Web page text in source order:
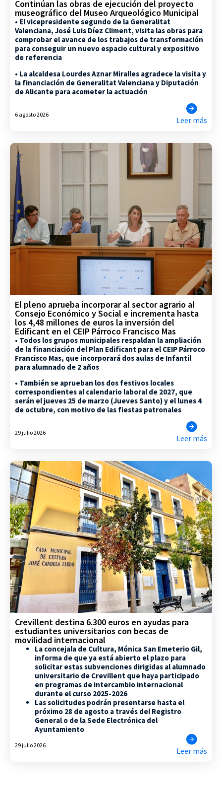
Continúan las obras de ejecución del proyecto
museográfico del Museo Arqueológico Municipal
• El vicepresidente segundo de la Generalitat
Valenciana, José Luis Díez Climent, visita las obras para
comprobar el avance de los trabajos de transformación
para conseguir un nuevo espacio cultural y expositivo
de referencia
• La alcaldesa Lourdes Aznar Miralles agradece la visita y
la financiación de Generalitat Valenciana y Diputación
de Alicante para acometer la actuación
6 agosto 2026
Leer más
El pleno aprueba incorporar al sector agrario al
Consejo Económico y Social e incrementa hasta
los 4,48 millones de euros la inversión del
Edificant en el CEIP Párroco Francisco Mas
• Todos los grupos municipales respaldan la ampliación
de la financiación del Plan Edificant para el CEIP Párroco
Francisco Mas, que incorporará dos aulas de Infantil
para alumnado de 2 años
• También se aprueban los dos festivos locales
correspondientes al calendario laboral de 2027, que
serán el jueves 25 de marzo (Jueves Santo) y el lunes 4
de octubre, con motivo de las fiestas patronales
29 julio 2026
Leer más
Crevillent destina 6.300 euros en ayudas para
estudiantes universitarios con becas de
movilidad internacional
La concejala de Cultura, Mónica San Emeterio Gil,
informa de que ya está abierto el plazo para
solicitar estas subvenciones dirigidas al alumnado
universitario de Crevillent que haya participado
en programas de intercambio internacional
durante el curso 2025-2026
Las solicitudes podrán presentarse hasta el
próximo 28 de agosto a través del Registro
General o de la Sede Electrónica del
Ayuntamiento
29 julio 2026
Leer más